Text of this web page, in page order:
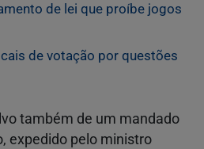
de lei que proíbe jogos
de votação por questões
também de um mandado
expedido pelo ministro